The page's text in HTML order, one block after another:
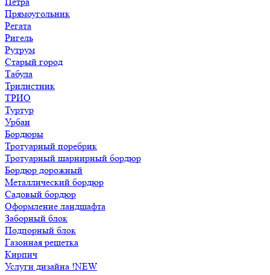
Прямоугольник
Регата
Ригель
Рутрум
Старый город
Табула
Трилистник
ТРИО
Туртур
Урбан
Бордюры
Тротуарный поребрик
Тротуарный шарнирный бордюр
Бордюр дорожный
Металлический бордюр
Садовый бордюр
Оформление ландшафта
Заборный блок
Подпорный блок
Газонная решетка
Кирпич
Услуги дизайна !NEW